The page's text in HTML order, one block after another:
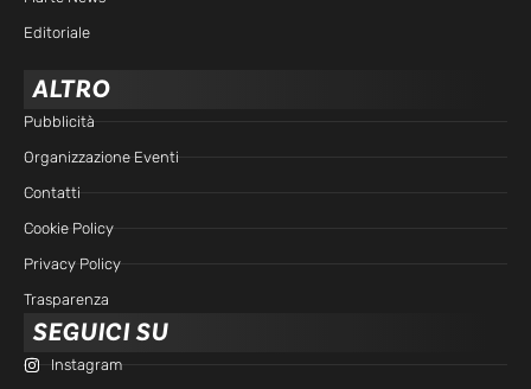
Editoriale
ALTRO
Pubblicità
Organizzazione Eventi
Contatti
Cookie Policy
Privacy Policy
Trasparenza
SEGUICI SU
Instagram